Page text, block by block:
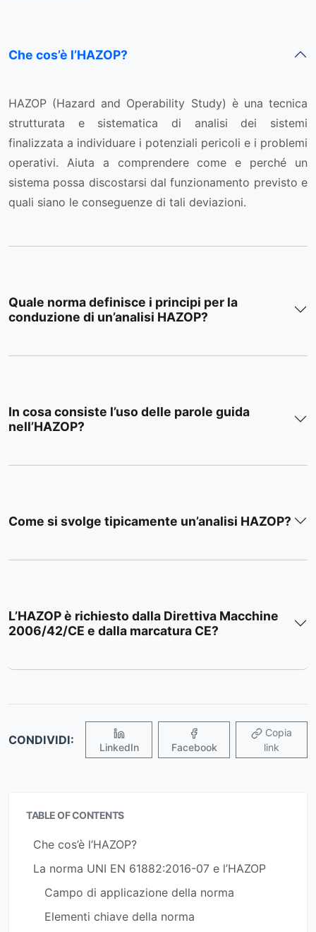
Che cos’è l’HAZOP?
HAZOP (Hazard and Operability Study) è una tecnica
strutturata e sistematica di analisi dei sistemi
finalizzata a individuare i potenziali pericoli e i problemi
operativi. Aiuta a comprendere come e perché un
sistema possa discostarsi dal funzionamento previsto e
quali siano le conseguenze di tali deviazioni.
Quale norma definisce i principi per la
conduzione di un’analisi HAZOP?
In cosa consiste l’uso delle parole guida
nell’HAZOP?
Come si svolge tipicamente un’analisi HAZOP?
L’HAZOP è richiesto dalla Direttiva Macchine
2006/42/CE e dalla marcatura CE?
CONDIVIDI:
LinkedIn Facebook
link
TABLE OF CONTENTS
Che cos’è l’HAZOP?
La norma UNI EN 61882:2016-07 e l’HAZOP
Campo di applicazione della norma
Elementi chiave della norma